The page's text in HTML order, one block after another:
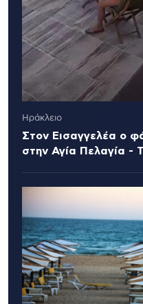
Ηράκλειο
Στον Εισαγγελέα ο
στην Αγία Πελαγία -